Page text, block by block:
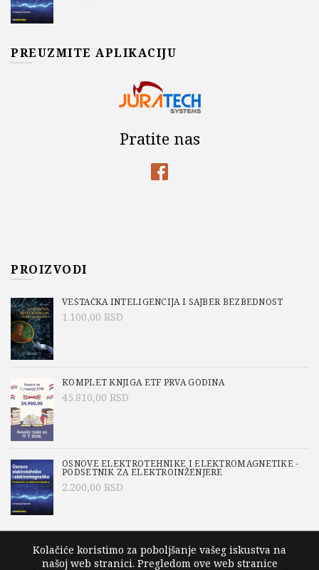
PREUZMITE APLIKACIJU
Pratite nas
PROIZVODI
VEŠTAČKA INTELIGENCIJA I SAJBER BEZBEDNOST
1.100,00 RSD
KOMPLET KNJIGA ETF PRVA GODINA
45.810,00 RSD
OSNOVE ELEKTROTEHNIKE I ELEKTROMAGNETIKE -
PODSETNIK ZA ELEKTROINŽENJERE
2.200,00 RSD
Kolačiće koristimo za poboljšanje vašeg iskustva na
našoj web stranici. Pregledom ove web stranice